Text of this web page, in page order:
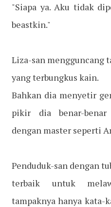
"Siapa ya. Aku tidak
beastkin."
Liza-san mengguncang
yang terbungkus kain.
Bahkan dia menyetir
pikir dia benar-
dengan master seperti
Penduduk-san dengan
terbaik untuk
tampaknya hanya kata-